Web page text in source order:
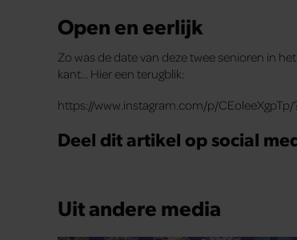
Open en eerlijk
Zo was de date van deze twee senioren in
kant… Hier een terugblik:
https://www.instagram.com/p/
Deel dit artikel op social
Uit andere media